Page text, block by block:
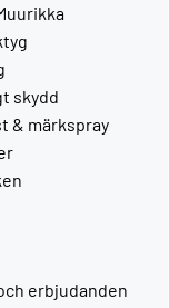
skydd
& märkspray
erbjudanden